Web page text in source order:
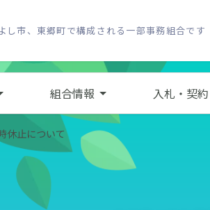
し市、東郷町で構成される一部事務組合です
組合情報 入札・契約
休止について